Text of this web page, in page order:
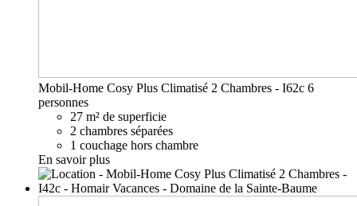
Mobil-Home Cosy Plus Climatisé 2 Chambres - I62c 6
personnes
27 m² de superficie
2 chambres séparées
1 couchage hors chambre
En savoir plus